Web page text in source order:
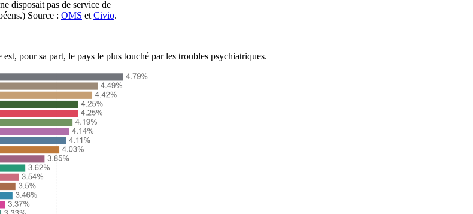
disposait pas de service de
Source : OMS et Civio.
pour sa part, le pays le plus touché par les troubles psychiatriques.